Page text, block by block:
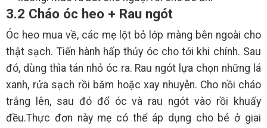
3.2 Cháo óc heo + Rau ngót
Óc heo mua về, các mẹ lột bỏ lớp màng bên ngoài cho
thật sạch. Tiến hành hấp thủy óc cho tới khi chính. Sau
đó, dùng thìa tán nhỏ óc ra. Rau ngót lựa chọn những lá
xanh, rửa sạch rồi băm hoặc xay nhuyễn. Cho nồi cháo
trắng lên, sau đó đổ óc và rau ngót vào rồi khuấy
đều.Thực đơn này mẹ có thể áp dụng cho bé ở giai